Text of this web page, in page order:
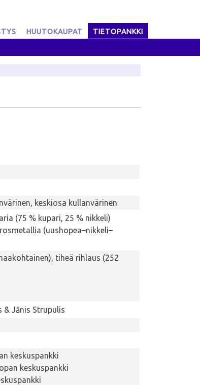
HUUTOKAUPAT
TIETOPANKKI
keskiosa kullanvärinen
(75 % kupari, 25 % nikkeli)
(uushopea–nikkeli–
tiheä rihlaus (252
& Jānis Strupulis
keskuspankki
keskuspankki